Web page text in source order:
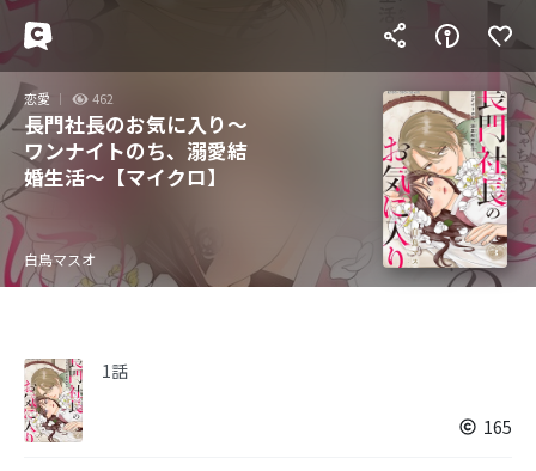
恋愛 462
長門社長のお気に入り～
ワンナイトのち、溺愛結
婚生活～【マイクロ】
白鳥マスオ
1話
165